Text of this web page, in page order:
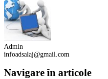
Admin
infoadsalaj@gmail.com
Navigare în articole